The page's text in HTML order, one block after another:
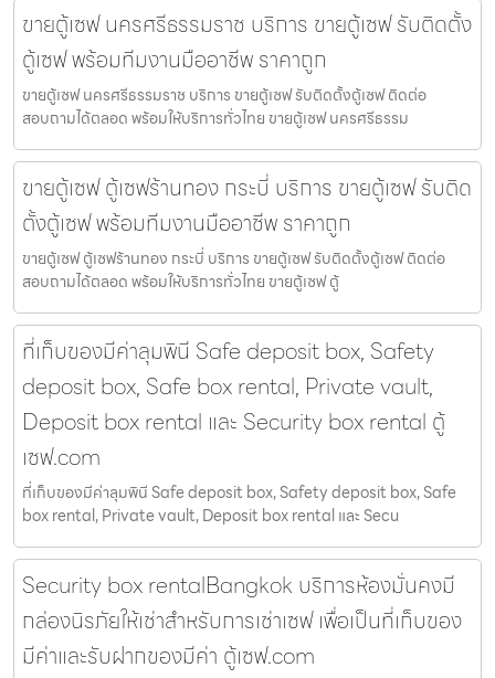
ขายตู้เซฟ นครศรีธรรมราช บริการ ขายตู้เซฟ รับติดตั้ง
ตู้เซฟ พร้อมทีมงานมืออาชีพ ราคาถูก
ขายตู้เซฟ นครศรีธรรมราช บริการ ขายตู้เซฟ รับติดตั้งตู้เซฟ ติดต่อ
สอบถามได้ตลอด พร้อมให้บริการทั่วไทย ขายตู้เซฟ นครศรีธรรม
ขายตู้เซฟ ตู้เซฟร้านทอง กระบี่ บริการ ขายตู้เซฟ รับติด
ตั้งตู้เซฟ พร้อมทีมงานมืออาชีพ ราคาถูก
ขายตู้เซฟ ตู้เซฟร้านทอง กระบี่ บริการ ขายตู้เซฟ รับติดตั้งตู้เซฟ ติดต่อ
สอบถามได้ตลอด พร้อมให้บริการทั่วไทย ขายตู้เซฟ ตู้
ที่เก็บของมีค่าลุมพินี Safe deposit box, Safety
deposit box, Safe box rental, Private vault,
Deposit box rental และ Security box rental ตู้
เซฟ.com
ที่เก็บของมีค่าลุมพินี Safe deposit box, Safety deposit box, Safe
box rental, Private vault, Deposit box rental และ Secu
Security box rentalBangkok บริการห้องมั่นคงมี
กล่องนิรภัยให้เช่าสำหรับการเช่าเซฟ เพื่อเป็นที่เก็บของ
มีค่าและรับฝากของมีค่า ตู้เซฟ.com